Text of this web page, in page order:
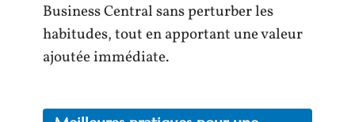
Business Central sans perturber les
habitudes, tout en apportant une valeur
ajoutée immédiate.